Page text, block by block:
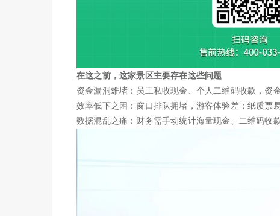
在这之前，这家景区主要存在这些问题
资金漏洞难堵：员工私收现金、个人二维码收款，资
效率低下之困：窗口排队拥堵，游客体验差；纸质票
数据混乱之痛：财务需手动统计海量现金、二维码收